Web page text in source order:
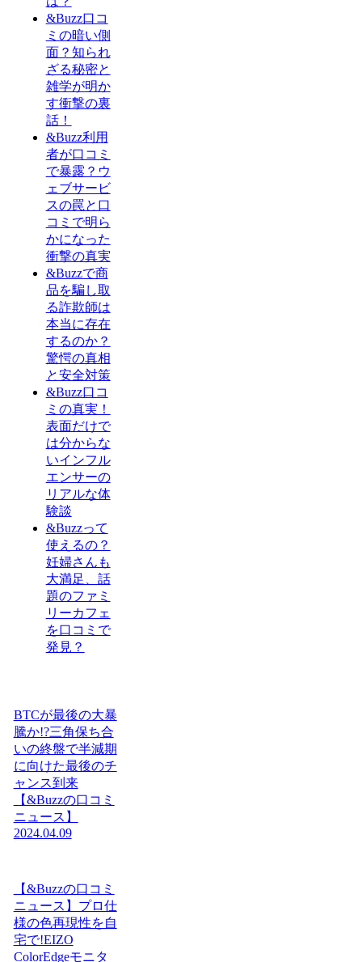
&Buzz口コ
ミの暗い側
面？知られ
ざる秘密と
雑学が明か
す衝撃の裏
話！
&Buzz利用
者が口コミ
で暴露？ウ
ェブサービ
スの罠と口
コミで明ら
かになった
衝撃の真実
&Buzzで商
品を騙し取
る詐欺師は
本当に存在
するのか？
驚愕の真相
と安全対策
&Buzz口コ
ミの真実！
表面だけで
は分からな
いインフル
エンサーの
リアルな体
験談
&Buzzって
使えるの？
妊婦さんも
大満足、話
題のファミ
リーカフェ
を口コミで
発見？
BTCが最後の大暴
騰か!?三角保ち合
いの終盤で半減期
に向けた最後のチ
ャンス到来
【&Buzzの口コミ
ニュース】
2024.04.09
【&Buzzの口コミ
ニュース】プロ仕
様の色再現性を自
宅で!EIZO
ColorEdgeモニタ